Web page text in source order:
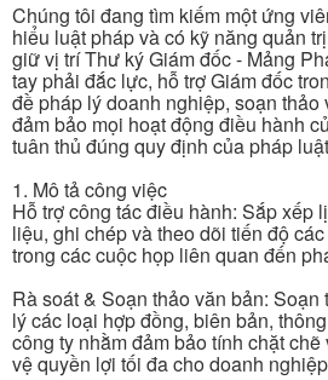
Chúng tôi đang tìm kiếm một ứng
hiểu luật pháp và có kỹ năng quản
giữ vị trí Thư ký Giám đốc - Mảng
tay phải đắc lực, hỗ trợ Giám đốc
đề pháp lý doanh nghiệp, soạn
đảm bảo mọi hoạt động điều hành
tuân thủ đúng quy định của pháp
1. Mô tả công việc
Hỗ trợ công tác điều hành: Sắp xếp
liệu, ghi chép và theo dõi tiến độ
trong các cuộc họp liên quan đến
Rà soát & Soạn thảo văn bản: Soạn
lý các loại hợp đồng, biên bản,
công ty nhằm đảm bảo tính chặt
vệ quyền lợi tối đa cho doanh